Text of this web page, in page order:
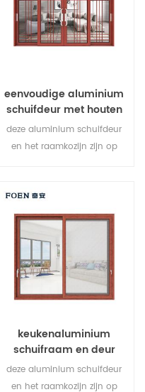
verschillende architecturale
behoeften.
eenvoudige aluminium
schuifdeur met houten
schuifdeur
deze aluminium schuifdeur
en het raamkozijn zijn op
beveiliging tegen diefstal zijn
uitstekend. gevarieerde
verschillende architecturale
behoeften.
keukenaluminium
schuifraam en deur
deze aluminium schuifdeur
en het raamkozijn zijn op